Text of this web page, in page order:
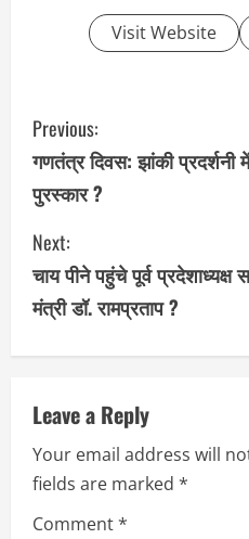
Visit Website
C
o
n
t
i
n
e
R
e
Previous:
गणतंत्र दिवस: झांकी प्रदर्शनी
पुरस्कार ?
Next:
चाय पीने पहुंचे पूर्व प्रदेशाध्यक्ष
मंत्री डॉ. रामप्रताप ?
Leave a Reply
Your email address will
fields are marked *
Comment*